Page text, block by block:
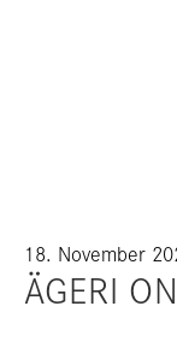
18. November
ÄGERI